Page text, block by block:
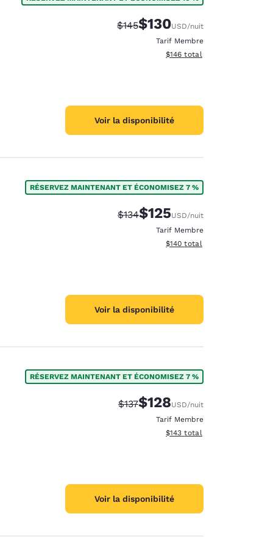
Tarif barré :
$145Tarif réduit :
$130USD/nuit
Tarif Membre
Afficher les détails du total
$146 total
Voir la disponibilité
RÉSERVEZ MAINTENANT ET ÉCONOMISEZ 7 %
Tarif barré :
$134Tarif réduit :
$125USD/nuit
Tarif Membre
Afficher les détails du total
$140 total
Voir la disponibilité
RÉSERVEZ MAINTENANT ET ÉCONOMISEZ 7 %
Tarif barré :
$137Tarif réduit :
$128USD/nuit
Tarif Membre
Afficher les détails du total
$143 total
Voir la disponibilité